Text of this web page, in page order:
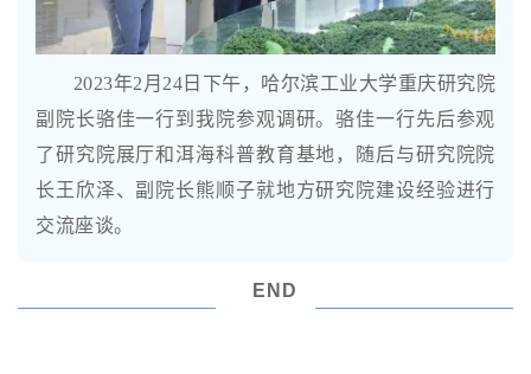
2023年2月24日下午，哈尔滨工业大学重庆研究院
副院长骆佳一行到我院参观调研。骆佳一行先后参观
了研究院展厅和洱海科普教育基地，随后与研究院院
长王欣泽、副院长熊顺子就地方研究院建设经验进行
交流座谈。
END